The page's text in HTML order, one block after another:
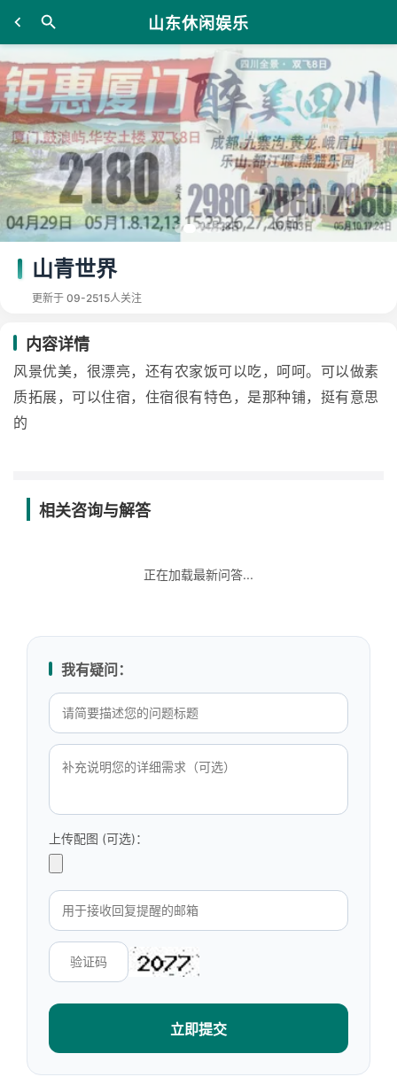
山东休闲娱乐
山青世界
更新于 09-2515人关注
内容详情
风景优美，很漂亮，还有农家饭可以吃，呵呵。可以做素
质拓展，可以住宿，住宿很有特色，是那种铺，挺有意思
的
相关咨询与解答
正在加载最新问答...
我有疑问：
上传配图 (可选)：
立即提交